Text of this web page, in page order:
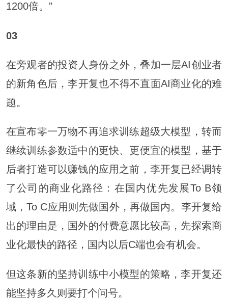
1200倍。”
03
在旁观者的投资人身份之外，叠加一层AI创业者
的新角色后，李开复也不得不直面AI商业化的难
题。
在宣布零一万物不再追求训练超级大模型，转而
继续训练参数适中的更快、更便宜的模型，基于
后者打造可以赚钱的应用之前，李开复已经调转
了公司的商业化路径：在国内优先发展To B领
域，To C应用则先做国外，再做国内。李开复给
出的理由是，国外的付费意愿比较高，先探索商
业化最快的路径，国内以后C端也会有机会。
但这条新的坚持训练中小模型的策略，李开复还
能坚持多久则要打个问号。